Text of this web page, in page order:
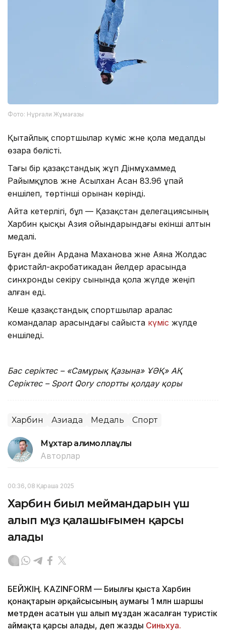
Фото: Нұрғали Жұмағазы
Қытайлық спортшылар күміс және қола медалды
өзара бөлісті.
Тағы бір қазақстандық жұп Дінмұхаммед
Райымқұлов және Асылхан Асан 83.96 ұпай
еншілеп, төртінші орынан көрінді.
Айта кетерлігі, бұл — Қазақстан делегациясының
Харбин қысқы Азия ойындарындағы екінші алтын
медалі.
Бұған дейін Ардана Маханова және Аяна Жолдас
фристайл-акробатикадан әйелдер арасында
синхронды секіру сынында қола жүлде жеңіп
алған еді.
Кеше қазақстандық спортшылар аралас
командалар арасындағы сайыста күміс жүлде
еншіледі.
Бас серіктес – «Самұрық Қазына» ҰӘҚ» АҚ
Серіктес – Sport Qory спортты қолдау қоры
Харбин Азиада Медаль Спорт
Мұхтар Қалимоллаұлы
Авторлар
00:36, 08 Қараша 2025
Харбин биыл меймандарын үш
алып мұз қалашығымен қарсы
алады
БЕЙЖІҢ. KAZINFORM — Биылғы қыста Харбин
қонақтарын әрқайсысының аумағы 1 млн шаршы
метрден асатын үш алып мұздан жасалған туристік
аймақта қарсы алады, деп жазды Синьхуа.